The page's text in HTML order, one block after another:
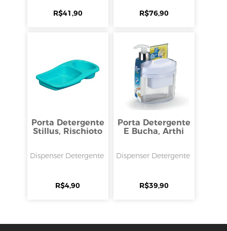
R$41,90 R$76,90
Porta Detergente
Stillus, Rischioto
Dispenser Detergente
R$4,90
Porta Detergente
E Bucha, Arthi
Dispenser Detergente
R$39,90